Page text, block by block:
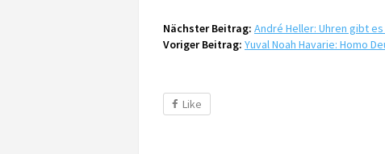
Nächster Beitrag: André Heller: Uhren gibt
Voriger Beitrag: Yuval Noah Havarie: Homo
Like